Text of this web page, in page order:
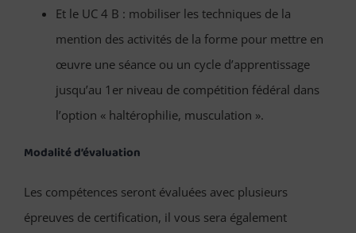
Et le UC 4 B : mobiliser les techniques de la
mention des activités de la forme pour mettre en
œuvre une séance ou un cycle d’apprentissage
jusqu’au 1er niveau de compétition fédéral dans
l’option « haltérophilie, musculation ».
Modalité d’évaluation
Les compétences seront évaluées avec plusieurs
épreuves de certification, il vous sera également